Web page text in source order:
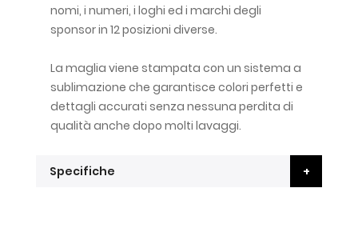
nomi, i numeri, i loghi ed i marchi degli
sponsor in 12 posizioni diverse.
La maglia viene stampata con un sistema a
sublimazione che garantisce colori perfetti e
dettagli accurati senza nessuna perdita di
qualità anche dopo molti lavaggi.
Specifiche